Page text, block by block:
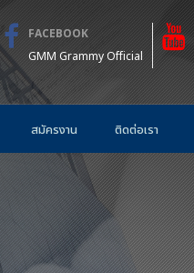
FACEBOOK
GMM Grammy Official
สมัครงาน ติดต่อเรา